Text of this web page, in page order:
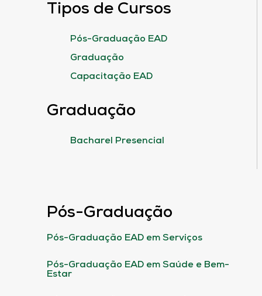
Tipos de Cursos
Pós-Graduação EAD
Graduação
Capacitação EAD
Graduação
Bacharel Presencial
Pós-Graduação
Pós-Graduação EAD em Serviços
Pós-Graduação EAD em Saúde e Bem-
Estar